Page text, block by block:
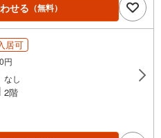
せる （無料）
居可
円
なし
2階